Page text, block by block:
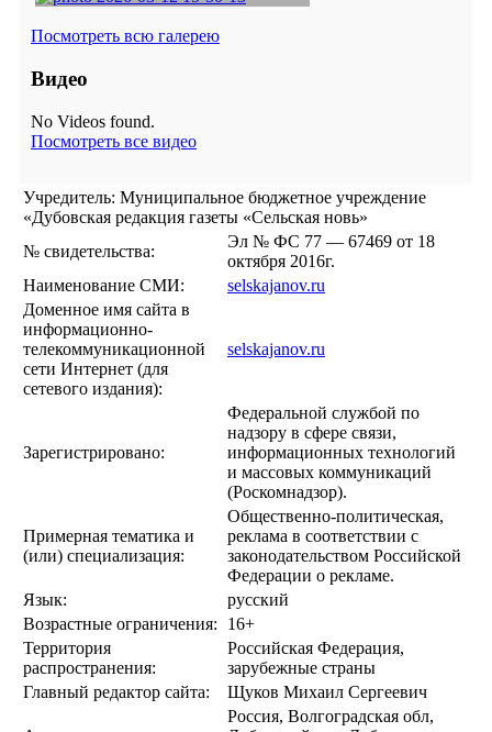
Посмотреть всю галерею
Видео
No Videos found.
Посмотреть все видео
Учредитель: Муниципальное бюджетное учреждение
«Дубовская редакция газеты «Сельская новь»
№ свидетельства:
Эл № ФС 77 — 67469 от 18
октября 2016г.
Наименование СМИ:
selskajanov.ru
Доменное имя сайта в
информационно-
телекоммуникационной
сети Интернет (для
сетевого издания):
selskajanov.ru
Зарегистрировано:
Федеральной службой по
надзору в сфере связи,
информационных технологий
и массовых коммуникаций
(Роскомнадзор).
Примерная тематика и
(или) специализация:
Общественно-политическая,
реклама в соответствии с
законодательством Российской
Федерации о рекламе.
Язык:
русский
Возрастные ограничения:
16+
Территория
распространения:
Российская Федерация,
зарубежные страны
Главный редактор сайта:
Щуков Михаил Сергеевич
Россия, Волгоградская обл,